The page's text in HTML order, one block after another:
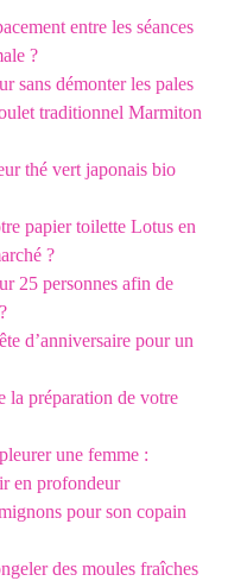
entre les séances
?
sans démonter les pales
traditionnel Marmiton
thé vert japonais bio
papier toilette Lotus en
?
25 personnes afin de
d’anniversaire pour un
la préparation de votre
une femme :
en profondeur
pour son copain
des moules fraîches